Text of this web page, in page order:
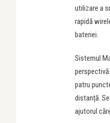
utilizare a
rapidă
bateriei.
Sistemul
patru
distanță.
ajutorul